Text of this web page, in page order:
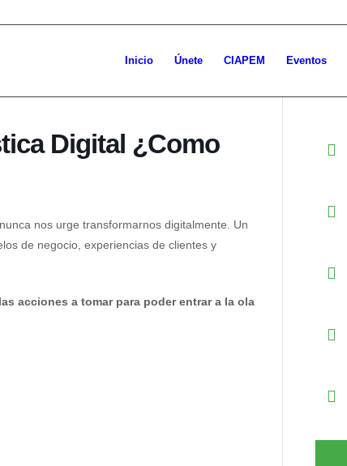
Inicio Únete CIAPEM Eventos
Digital ¿Como
nos urge transformarnos digitalmente. Un
de negocio, experiencias de clientes y
acciones a tomar para poder entrar a la ola